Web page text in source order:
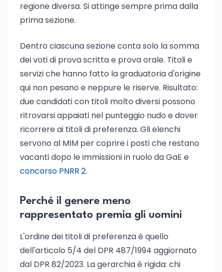
regione diversa. Si attinge sempre prima dalla
prima sezione.
Dentro ciascuna sezione conta solo la somma
dei voti di prova scritta e prova orale. Titoli e
servizi che hanno fatto la graduatoria d'origine
qui non pesano e neppure le riserve. Risultato:
due candidati con titoli molto diversi possono
ritrovarsi appaiati nel punteggio nudo e dover
ricorrere ai titoli di preferenza. Gli elenchi
servono al MIM per coprire i posti che restano
vacanti dopo le immissioni in ruolo da GaE e
concorso PNRR 2.
Perché il genere meno
rappresentato premia gli uomini
L'ordine dei titoli di preferenza è quello
dell'articolo 5/4 del DPR 487/1994 aggiornato
dal DPR 82/2023. La gerarchia è rigida: chi